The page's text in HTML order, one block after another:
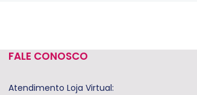
FALE CONOSCO
Atendimento Loja Virtual: